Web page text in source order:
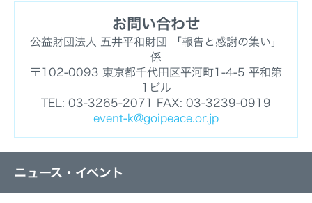
お問い合わせ
公益財団法人 五井平和財団 「報告と感謝の集い」
係
〒102-0093 東京都千代田区平河町1-4-5 平和第
1ビル
TEL: 03-3265-2071 FAX: 03-3239-0919
event-k@goipeace.or.jp
ニュース・イベント